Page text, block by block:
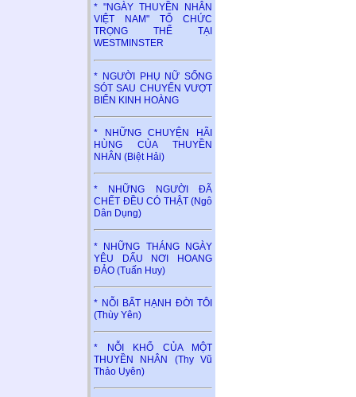
* "NGÀY THUYỀN NHÂN
VIỆT NAM" TỔ CHỨC
TRỌNG THỂ TẠI
WESTMINSTER
* NGƯỜI PHỤ NỮ SỐNG
SÓT SAU CHUYẾN VƯỢT
BIỂN KINH HOÀNG
* NHỮNG CHUYỆN HÃI
HÙNG CỦA THUYỀN
NHÂN (Biệt Hải)
* NHỮNG NGƯỜI ĐÃ
CHẾT ĐỀU CÓ THẬT (Ngô
Dân Dụng)
* NHỮNG THÁNG NGÀY
YÊU DẤU NƠI HOANG
ĐẢO (Tuấn Huy)
* NỖI BẤT HẠNH ĐỜI TÔI
(Thùy Yên)
* NỖI KHỔ CỦA MỘT
THUYỀN NHÂN (Thy Vũ
Thảo Uyên)